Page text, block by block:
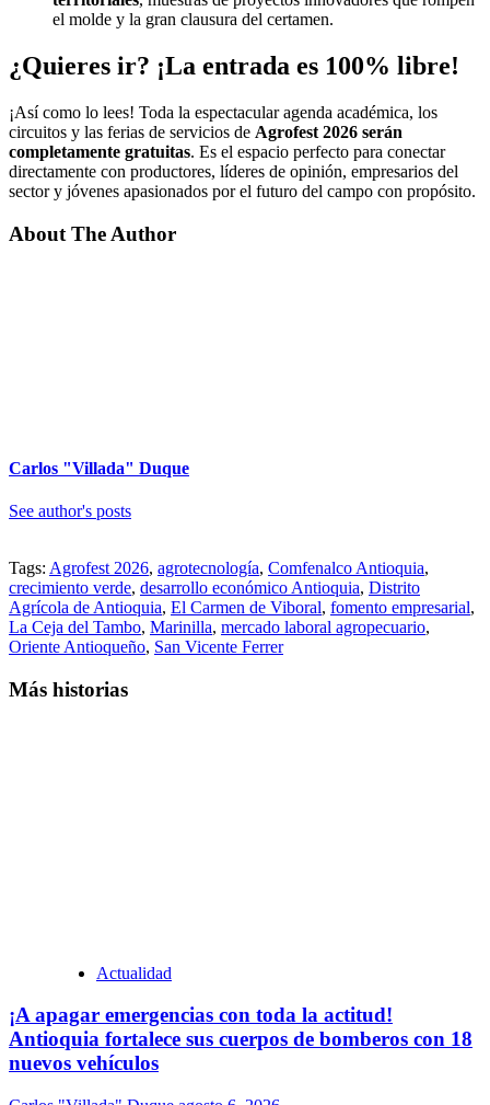
el molde y la gran clausura del certamen.
¿Quieres ir? ¡La entrada es 100% libre!
¡Así como lo lees! Toda la espectacular agenda académica, los
circuitos y las ferias de servicios de Agrofest 2026 serán
completamente gratuitas. Es el espacio perfecto para conectar
directamente con productores, líderes de opinión, empresarios del
sector y jóvenes apasionados por el futuro del campo con propósito.
About The Author
Carlos "Villada" Duque
See author's posts
Tags: Agrofest 2026, agrotecnología, Comfenalco Antioquia,
crecimiento verde, desarrollo económico Antioquia, Distrito
Agrícola de Antioquia, El Carmen de Viboral, fomento empresarial,
La Ceja del Tambo, Marinilla, mercado laboral agropecuario,
Oriente Antioqueño, San Vicente Ferrer
Más historias
Actualidad
¡A apagar emergencias con toda la actitud!
Antioquia fortalece sus cuerpos de bomberos con 18
nuevos vehículos